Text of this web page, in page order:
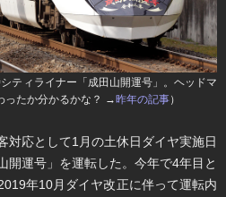
ティライナー「成田山開運号」。ヘッドマ
ったか分かるかな？ →昨年の記事）
対応として1月の土休日ダイヤ実施日
開運号」を運転した。今年で4年目と
年10月ダイヤ改正に伴って運転内